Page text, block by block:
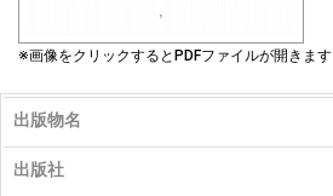
※画像をクリックするとPDFファイルが開きます
出版物名
出版社